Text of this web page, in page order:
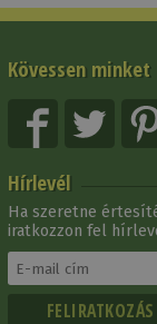
Kövessen minket
Hírlevél
Ha szeretne
iratkozzon fel